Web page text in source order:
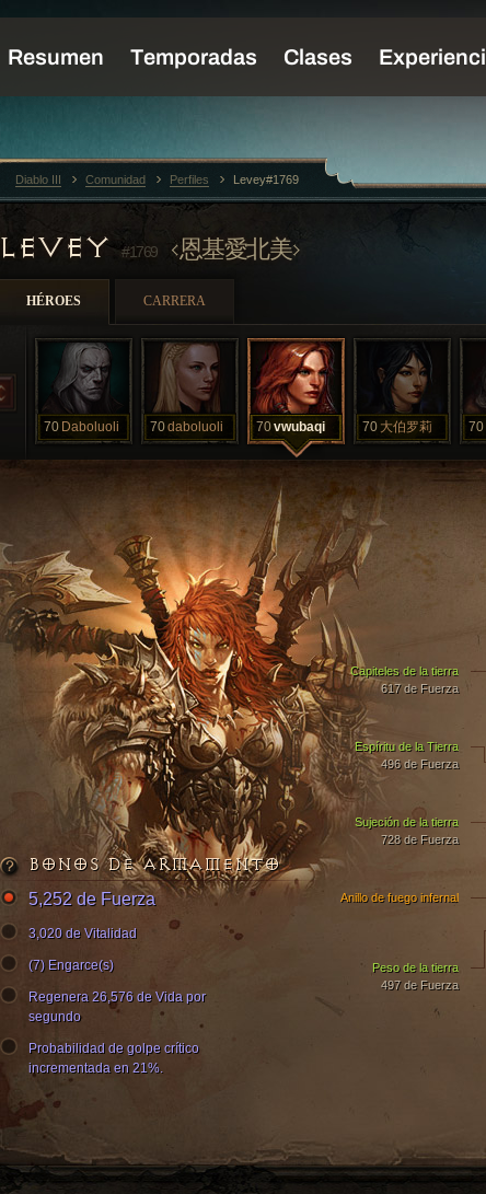
LEVEY#1769 恩基愛北美
HÉROES CARRERA
70 Daboluoli 70daboluoli 70vwubaqi 70 大伯罗莉 70
Espíritu de la Tierra
496 de Fuerza
Sujeción de la tierra
728 de Fuerza
Capiteles de la tierra
617 de Fuerza
Peso de la tierra
497 de Fuerza
Anillo de fuego infernal
BONOS DE ARMAMENTO
5,252 de Fuerza
3,020 de Vitalidad
(7) Engarce(s)
Regenera 26,576 de Vida por
segundo
Probabilidad de golpe crítico
incrementada en 21%.
Diablo III Comunidad Perfiles Levey#1769